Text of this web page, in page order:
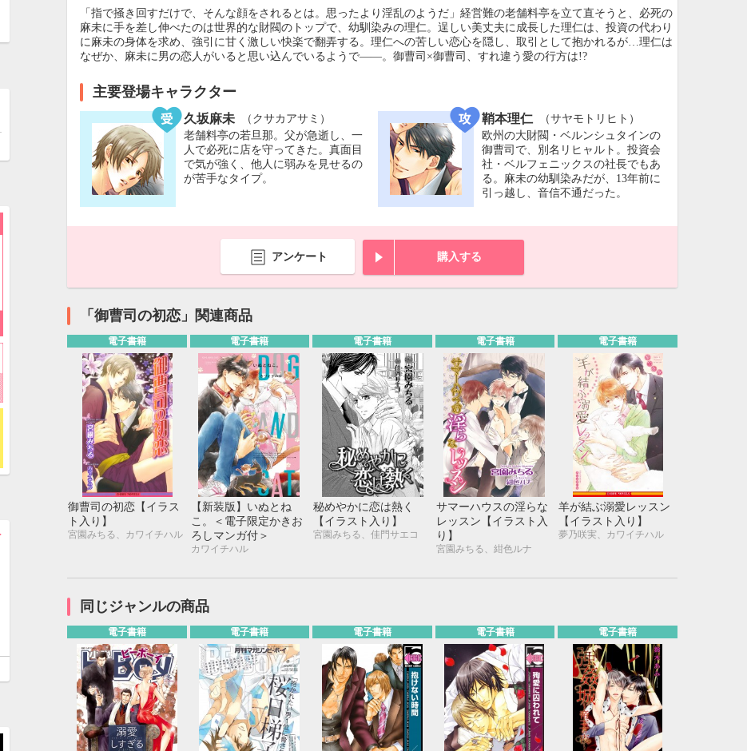
「指で掻き回すだけで、そんな顔をされるとは。思ったより淫乱のようだ」経営難の老舗料亭を立て直そうと、必死の
麻未に手を差し伸べたのは世界的な財閥のトップで、幼馴染みの理仁。逞しい美丈夫に成長した理仁は、投資の代わり
に麻未の身体を求め、強引に甘く激しい快楽で翻弄する。理仁への苦しい恋心を隠し、取引として抱かれるが…理仁は
なぜか、麻未に男の恋人がいると思い込んでいるようで――。御曹司×御曹司、すれ違う愛の行方は!?
主要登場キャラクター
久坂麻未
（クサカアサミ）
老舗料亭の若旦那。父が急逝し、一
人で必死に店を守ってきた。真面目
で気が強く、他人に弱みを見せるの
が苦手なタイプ。
鞘本理仁
（サヤモトリヒト）
欧州の大財閥・ベルンシュタインの
御曹司で、別名リヒャルト。投資会
社・ベルフェニックスの社長でもあ
る。麻未の幼馴染みだが、13年前に
引っ越し、音信不通だった。
アンケート 購入する
「御曹司の初恋」関連商品
電子書籍
御曹司の初恋【イラス
ト入り】
宮園みちる、カワイチハル
電子書籍
【新装版】いぬとね
こ。＜電子限定かきお
ろしマンガ付＞
カワイチハル
電子書籍
秘めやかに恋は熱く
【イラスト入り】
宮園みちる、佳門サエコ
電子書籍
サマーハウスの淫らな
レッスン【イラスト入
り】
宮園みちる、紺色ルナ
電子書籍
羊が結ぶ溺愛レッスン
【イラスト入り】
夢乃咲実、カワイチハル
同じジャンルの商品
電子書籍 電子書籍 電子書籍 電子書籍 電子書籍
9月
FRI SAT
7 8 9 10 11
12
22 23 24
28 29 30
10月
THU FRI SAT
4
5 6 7 8 9
10
25
26 27 28 29 30 31